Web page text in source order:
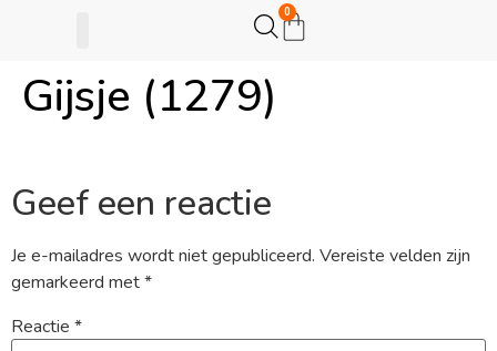
0
Gijsje (1279)
Geef een reactie
Je e-mailadres wordt niet gepubliceerd. Vereiste velden zijn
gemarkeerd met*
Reactie *